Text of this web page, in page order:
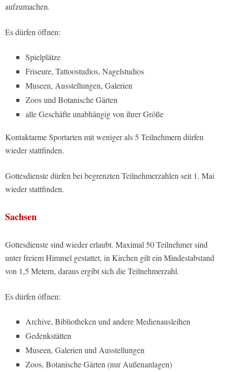
aufzumachen.
Es dürfen öffnen:
Spielplätze
Friseure, Tattoostudios, Nagelstudios
Museen, Ausstellungen, Galerien
Zoos und Botanische Gärten
alle Geschäfte unabhängig von ihrer Größe
Kontaktarme Sportarten mit weniger als 5 Teilnehmern dürfen
wieder stattfinden.
Gottesdienste dürfen bei begrenzten Teilnehmerzahlen seit 1. Mai
wieder stattfinden.
Sachsen
Gottesdienste sind wieder erlaubt. Maximal 50 Teilnehmer sind
unter freiem Himmel gestattet, in Kirchen gilt ein Mindestabstand
von 1,5 Metern, daraus ergibt sich die Teilnehmerzahl.
Es dürfen öffnen:
Archive, Bibliotheken und andere Medienausleihen
Gedenkstätten
Museen, Galerien und Ausstellungen
Zoos, Botanische Gärten (nur Außenanlagen)